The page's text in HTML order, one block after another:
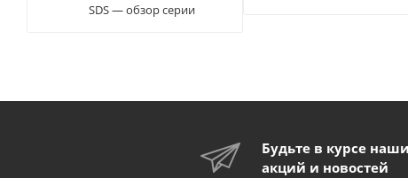
SDS — обзор серии
Будьте в курсе
акций и новостей